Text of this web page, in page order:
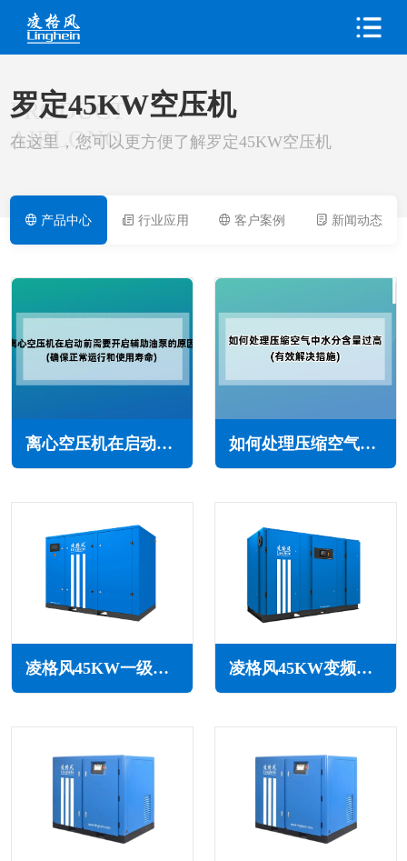
PRODUCT
AIRLONG
罗定45KW空压机
在这里，您可以更方便了解罗定45KW空压机
产品中心 行业应用 客户案例 新闻动态
离心空压机在启动前需要开启辅助油泵的原因(确保正常运行和使用寿命) 如何处理压缩空气中水分含量过高(有效解决措施)
凌格风45KW一级能效永磁变频空压机LCH系列 凌格风45KW变频空压机LSV系列